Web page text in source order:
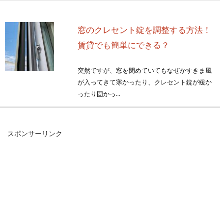
窓のクレセント錠を調整する方法！
賃貸でも簡単にできる？
突然ですが、窓を閉めていてもなぜかすきま風
が入ってきて寒かったり、クレセント錠が緩か
ったり固かっ...
スポンサーリンク